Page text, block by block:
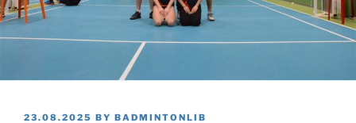
POSTED
23.08.2025 BY BADMINTONLIB